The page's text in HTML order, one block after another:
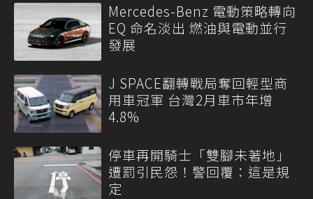
Mercedes-Benz 電動策略轉向
EQ 命名淡出 燃油與電動並行
發展
J SPACE翻轉戰局奪回輕型商
用車冠軍 台灣2月車市年增
4.8%
停車再開騎士「雙腳未著地」
遭罰引民怨！警回覆：這是規
定